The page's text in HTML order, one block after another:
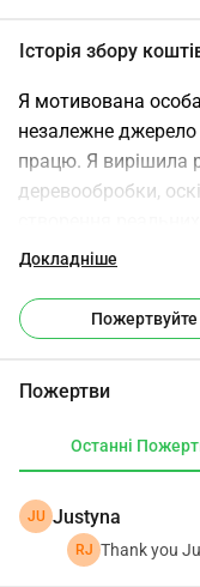
Історія збору
Я мотивована
незалежне джерело
працю. Я вирішила
деревообробки,
можуть
вплив штучного
спонукало мене
автоматизацією.
пропонувати щось
але й
професійного
Докладніше
Пожертвуйте
Пожертви
Останні
JU Justyna
RJ Thank you